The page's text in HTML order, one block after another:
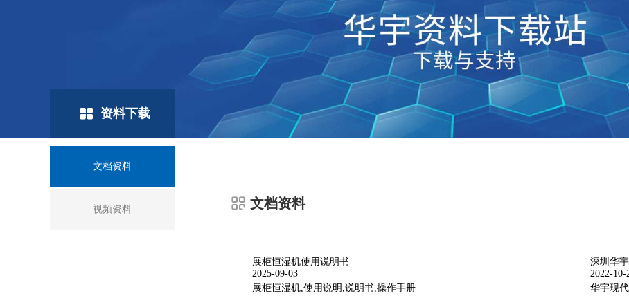
资料下载
文档资料
视频资料 文档资料
展柜恒湿机使用说明书
2025-09-03
展柜恒湿机,使用说明,说明书,操作手册
深圳华
2022-10-
华宇现